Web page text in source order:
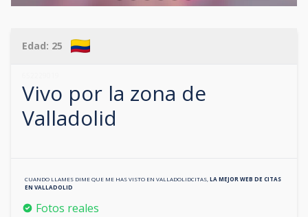
Edad: 25
Vivo por la zona de
Valladolid
CUANDO LLAMES DIME QUE ME HAS VISTO EN VALLADOLIDCITAS,LA MEJOR WEB DE CITAS
EN VALLADOLID
Fotos reales